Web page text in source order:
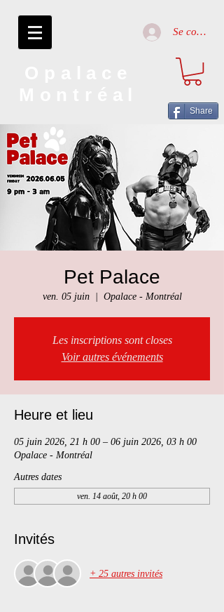
Se connecter
Share
Pet Palace
ven. 05 juin
  |
Opalace - Montréal
Les inscriptions sont closes
Voir autres événements
Heure et lieu
05 juin 2026, 21 h 00 – 06 juin 2026, 03 h 00
Opalace - Montréal
Autres dates
ven. 14 août, 20 h 00
Invités
+ 25 autres invités